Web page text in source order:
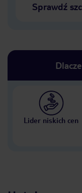
Sprawdź
Lider niskich cen